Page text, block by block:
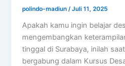
polindo-madiun/Juli 11, 2025
Apakah kamu ingin belajar
mengembangkan
tinggal di Surabaya, inilah
bergabung dalam Kursus